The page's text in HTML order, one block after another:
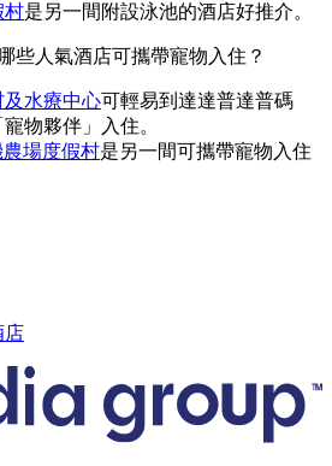
村是另一間附設泳池的酒店好推介。
些人氣酒店可攜帶寵物入住？
水療中心可輕易到達達普達普碼
物夥伴」入住。
農場度假村是另一間可攜帶寵物入住
店